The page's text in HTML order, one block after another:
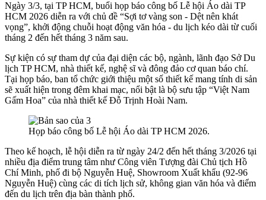
Ngày 3/3, tại TP HCM, buổi họp báo công bố Lễ hội Áo dài TP
HCM 2026 diễn ra với chủ đề “Sợi tơ vàng son - Dệt nên khát
vọng”, khởi động chuỗi hoạt động văn hóa - du lịch kéo dài từ cuối
tháng 2 đến hết tháng 3 năm sau.
Sự kiện có sự tham dự của đại diện các bộ, ngành, lãnh đạo Sở Du
lịch TP HCM, nhà thiết kế, nghệ sĩ và đông đảo cơ quan báo chí.
Tại họp báo, ban tổ chức giới thiệu một số thiết kế mang tính di sản
sẽ xuất hiện trong đêm khai mạc, nổi bật là bộ sưu tập “Việt Nam
Gấm Hoa” của nhà thiết kế Đỗ Trịnh Hoài Nam.
Họp báo công bố Lễ hội Áo dài TP HCM 2026.
Theo kế hoạch, lễ hội diễn ra từ ngày 24/2 đến hết tháng 3/2026 tại
nhiều địa điểm trung tâm như Công viên Tượng đài Chủ tịch Hồ
Chí Minh, phố đi bộ Nguyễn Huệ, Showroom Xuất khẩu (92-96
Nguyễn Huệ) cùng các di tích lịch sử, không gian văn hóa và điểm
đến du lịch trên địa bàn thành phố.